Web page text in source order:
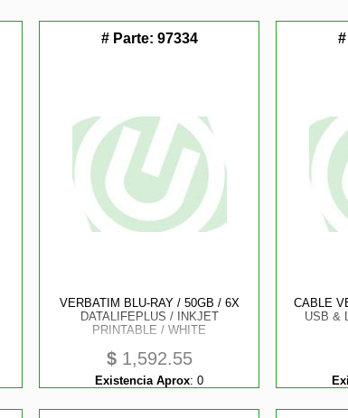
# Parte: 97334
VERBATIM BLU-RAY / 50GB / 6X
DATALIFEPLUS / INKJET
PRINTABLE / WHITE
$1,592.55
Existencia Aprox: 0
CABLE
USB &